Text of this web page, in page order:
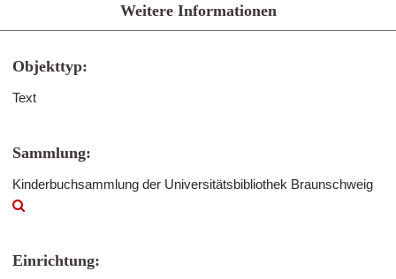
Weitere Informationen
Objekttyp:
Text
Sammlung:
Kinderbuchsammlung der Universitätsbibliothek Braunschweig
Einrichtung: